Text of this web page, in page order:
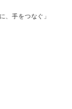
、手をつなぐ」